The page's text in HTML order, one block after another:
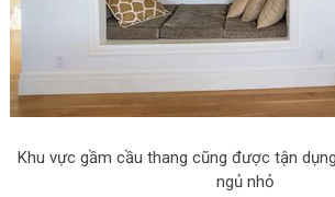
Khu vực gầm cầu thang cũng được tận
ngủ nhỏ